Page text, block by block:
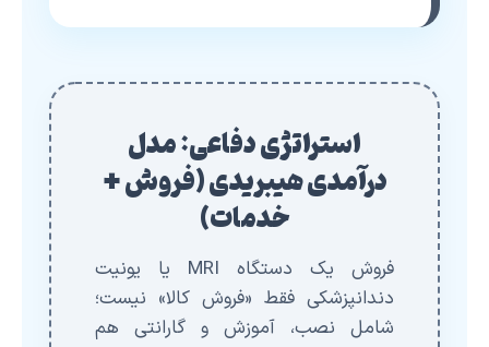
استراتژی دفاعی: مدل
درآمدی هیبریدی (فروش +
خدمات)
فروش یک دستگاه MRI یا یونیت
دندانپزشکی فقط «فروش کالا» نیست؛
شامل نصب، آموزش و گارانتی هم